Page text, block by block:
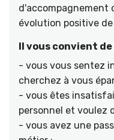
d'accompagnement
évolution positive
Il vous convient
- vous vous sentez
cherchez à vous
- vous êtes
personnel et voulez
- vous avez une